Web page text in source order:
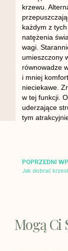
krzewu.
każdym z
natężenia
wagi.
umieszczony
równowadze
i mniej
nieciekawe.
w tej funkcji.
uderzające
tym
POPRZEDNI
Jak dobrać
Mogą Ci